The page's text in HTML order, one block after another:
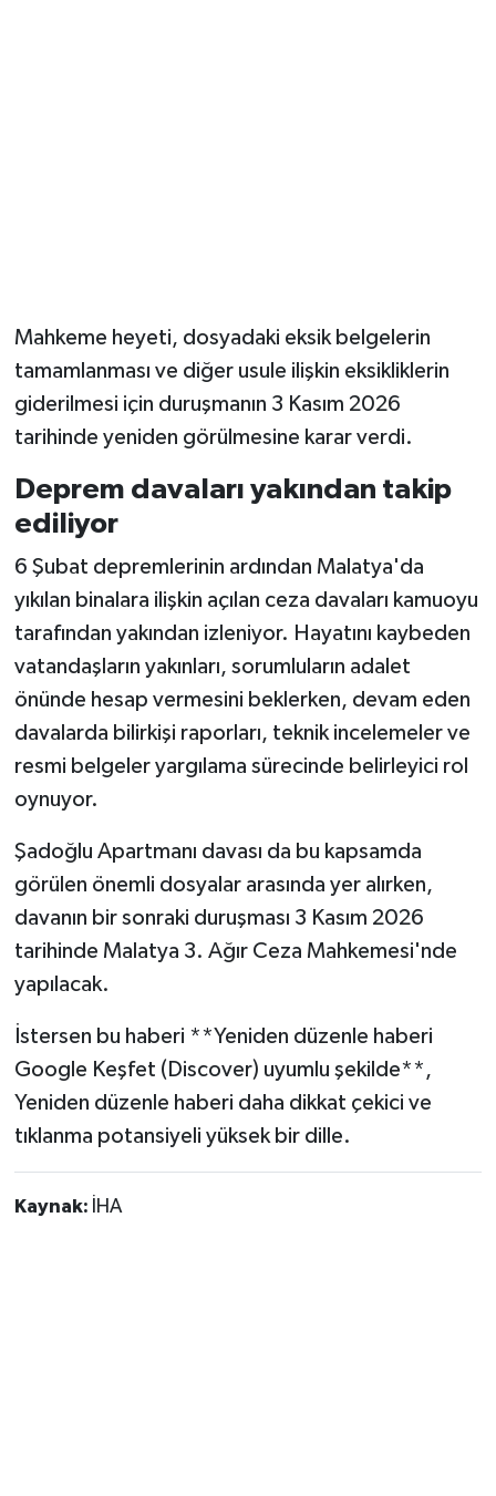
Mahkeme heyeti, dosyadaki eksik belgelerin
tamamlanması ve diğer usule ilişkin eksikliklerin
giderilmesi için duruşmanın 3 Kasım 2026
tarihinde yeniden görülmesine karar verdi.
Deprem davaları yakından takip
ediliyor
6 Şubat depremlerinin ardından Malatya'da
yıkılan binalara ilişkin açılan ceza davaları kamuoyu
tarafından yakından izleniyor. Hayatını kaybeden
vatandaşların yakınları, sorumluların adalet
önünde hesap vermesini beklerken, devam eden
davalarda bilirkişi raporları, teknik incelemeler ve
resmi belgeler yargılama sürecinde belirleyici rol
oynuyor.
Şadoğlu Apartmanı davası da bu kapsamda
görülen önemli dosyalar arasında yer alırken,
davanın bir sonraki duruşması 3 Kasım 2026
tarihinde Malatya 3. Ağır Ceza Mahkemesi'nde
yapılacak.
İstersen bu haberi **Yeniden düzenle haberi
Google Keşfet (Discover) uyumlu şekilde**,
Yeniden düzenle haberi daha dikkat çekici ve
tıklanma potansiyeli yüksek bir dille.
Kaynak: İHA